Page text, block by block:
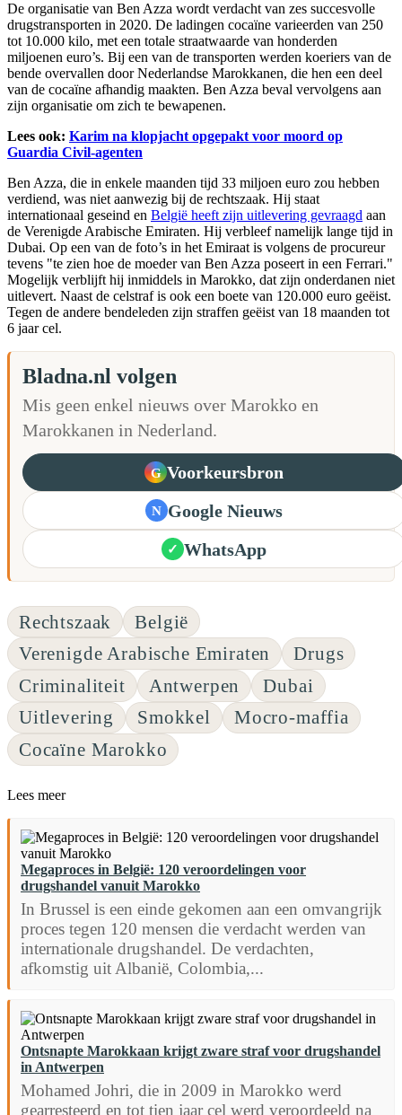
De organisatie van Ben Azza wordt verdacht van zes succesvolle
drugstransporten in 2020. De ladingen cocaïne varieerden van 250
tot 10.000 kilo, met een totale straatwaarde van honderden
miljoenen euro’s. Bij een van de transporten werden koeriers van de
bende overvallen door Nederlandse Marokkanen, die hen een deel
van de cocaïne afhandig maakten. Ben Azza beval vervolgens aan
zijn organisatie om zich te bewapenen.
Lees ook: Karim na klopjacht opgepakt voor moord op
Guardia Civil-agenten
Ben Azza, die in enkele maanden tijd 33 miljoen euro zou hebben
verdiend, was niet aanwezig bij de rechtszaak. Hij staat
internationaal geseind en België heeft zijn uitlevering gevraagd aan
de Verenigde Arabische Emiraten. Hij verbleef namelijk lange tijd in
Dubai. Op een van de foto’s in het Emiraat is volgens de procureur
tevens "te zien hoe de moeder van Ben Azza poseert in een Ferrari."
Mogelijk verblijft hij inmiddels in Marokko, dat zijn onderdanen niet
uitlevert. Naast de celstraf is ook een boete van 120.000 euro geëist.
Tegen de andere bendeleden zijn straffen geëist van 18 maanden tot
6 jaar cel.
Bladna.nl volgen
Mis geen enkel nieuws over Marokko en
Marokkanen in Nederland.
G Voorkeursbron
N Google Nieuws
✓ WhatsApp
Rechtszaak
België
Verenigde Arabische Emiraten
Drugs
Criminaliteit
Antwerpen
Dubai
Uitlevering
Smokkel
Mocro-maffia
Cocaïne Marokko
Lees meer
Megaproces in België: 120 veroordelingen voor
drugshandel vanuit Marokko
In Brussel is een einde gekomen aan een omvangrijk
proces tegen 120 mensen die verdacht werden van
internationale drugshandel. De verdachten,
afkomstig uit Albanië, Colombia,...
Ontsnapte Marokkaan krijgt zware straf voor drugshandel
in Antwerpen
Mohamed Johri, die in 2009 in Marokko werd
gearresteerd en tot tien jaar cel werd veroordeeld na